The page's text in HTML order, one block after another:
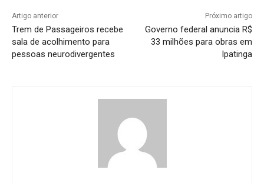
Artigo anterior
Trem de Passageiros recebe
sala de acolhimento para
pessoas neurodivergentes
Próximo artigo
Governo federal anuncia R$
33 milhões para obras em
Ipatinga